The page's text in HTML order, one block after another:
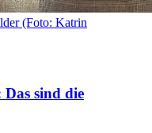
(Foto: Katrin
Das sind die